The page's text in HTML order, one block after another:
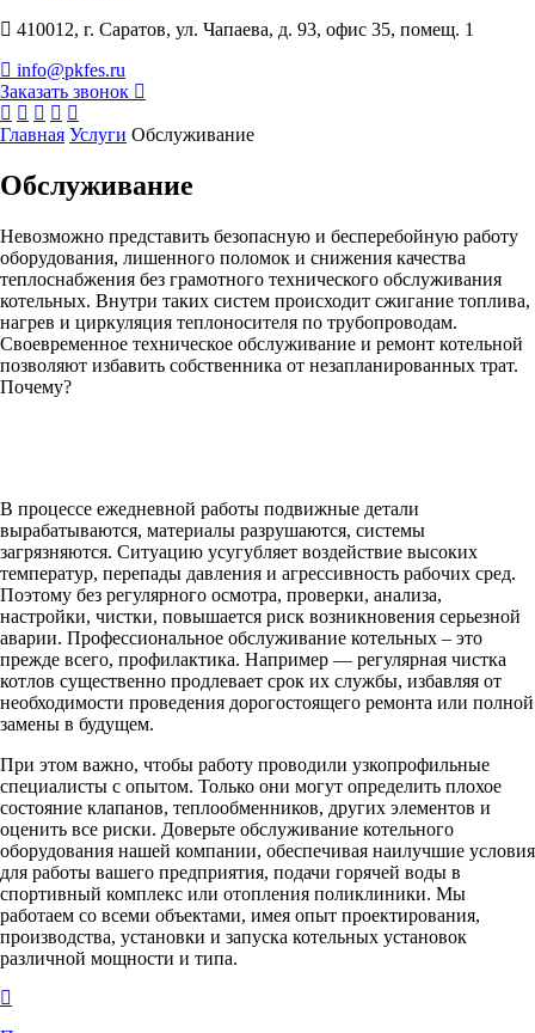
410012, г. Саратов, ул. Чапаева, д. 93, офис 35, помещ. 1
info@pkfes.ru
Заказать звонок
Главная Услуги Обслуживание
Обслуживание
Невозможно представить безопасную и бесперебойную работу
оборудования, лишенного поломок и снижения качества
теплоснабжения без грамотного технического обслуживания
котельных. Внутри таких систем происходит сжигание топлива,
нагрев и циркуляция теплоносителя по трубопроводам.
Своевременное техническое обслуживание и ремонт котельной
позволяют избавить собственника от незапланированных трат.
Почему?
В процессе ежедневной работы подвижные детали
вырабатываются, материалы разрушаются, системы
загрязняются. Ситуацию усугубляет воздействие высоких
температур, перепады давления и агрессивность рабочих сред.
Поэтому без регулярного осмотра, проверки, анализа,
настройки, чистки, повышается риск возникновения серьезной
аварии. Профессиональное обслуживание котельных – это
прежде всего, профилактика. Например — регулярная чистка
котлов существенно продлевает срок их службы, избавляя от
необходимости проведения дорогостоящего ремонта или полной
замены в будущем.
При этом важно, чтобы работу проводили узкопрофильные
специалисты с опытом. Только они могут определить плохое
состояние клапанов, теплообменников, других элементов и
оценить все риски. Доверьте обслуживание котельного
оборудования нашей компании, обеспечивая наилучшие условия
для работы вашего предприятия, подачи горячей воды в
спортивный комплекс или отопления поликлиники. Мы
работаем со всеми объектами, имея опыт проектирования,
производства, установки и запуска котельных установок
различной мощности и типа.